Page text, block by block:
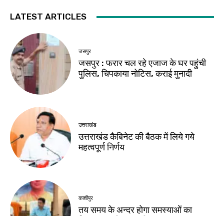
LATEST ARTICLES
जसपुर
जसपुर : फरार चल रहे एजाज के घर पहुंची
पुलिस, चिपकाया नोटिस, कराई मुनादी
उत्तराखंड
उत्तराखंड कैबिनेट की बैठक में लिये गये
महत्वपूर्ण निर्णय
काशीपुर
तय समय के अन्दर होगा समस्याओं का